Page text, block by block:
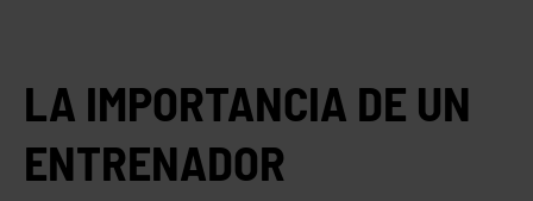
LA IMPORTANCIA DE UN
ENTRENADOR